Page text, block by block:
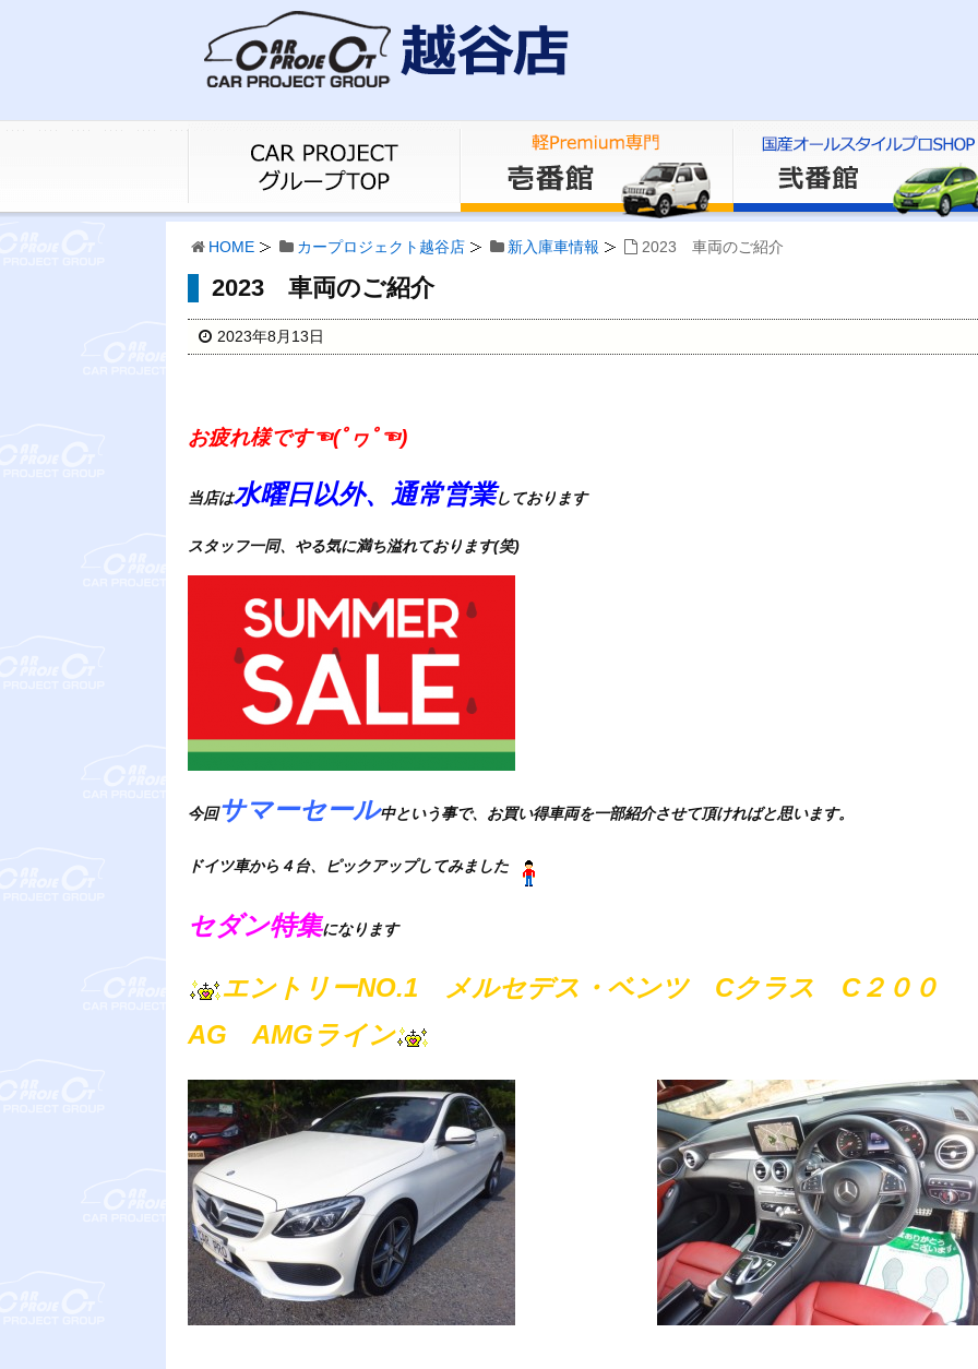
HOME カープロジェクト越谷店 新入庫車情報 2023 車両のご紹介
2023 車両のご紹介
2023年8月13日
お疲れ様です☜(ﾟヮﾟ☜)
当店は水曜日以外、通常営業しております
スタッフ一同、やる気に満ち溢れております(笑)
今回サマーセール中という事で、お買い得車両を一部紹介させて頂ければと思います。
ドイツ車から４台、ピックアップしてみました
セダン特集になります
エントリーNO.1 メルセデス・ベンツ Cクラス C２００
AG AMGライン